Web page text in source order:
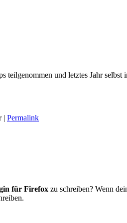
teilgenommen und letztes Jahr
| Permalink
für Firefox zu schreiben? Wenn